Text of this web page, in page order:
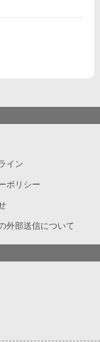
イン
ポリシー
外部送信について